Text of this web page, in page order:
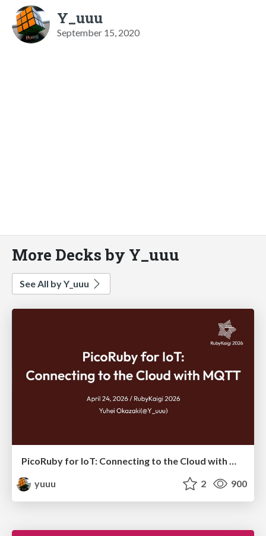
Y_uuu
September 15, 2020
More Decks by Y_uuu
See All by Y_uuu
PicoRuby for IoT: Connecting to the Cloud with MQTT
yuuu
2 900